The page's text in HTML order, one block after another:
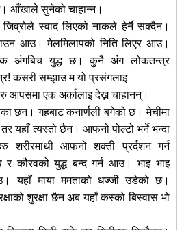
आँखाले सुनेको चाहान्न।
स्वाद लिएको नाकले हेर्नै सक्दैन।
आउ। मेलमिलापको निति लिएर आउ।
अंगबिच युद्ध छ। कुनै अंग लोकतन्त्र
कसरी सम्झाउ म यो प्रसंगलाइ
आपसमा एक अर्कालाइ देख्न चाहानन्।
छन। गहबाट कनार्णली बगेको छ। मेचीमा
यहाँ त्यस्तो छैन। आफनो पोल्टो भर्ने भन्दा
आफनो शक्ती प्रर्दशन गर्न
र कौरवको युद्ध बन्द गर्न आउ। भाइ भाइ
यहाँ माया ममताको धज्जी उडेको छ।
शुरक्षा छैन अब यहाँ कस्को बिस्वास भो